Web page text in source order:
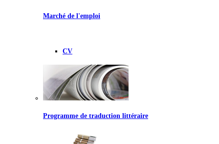
Marché de l'emploi
CV
Programme de traduction littéraire